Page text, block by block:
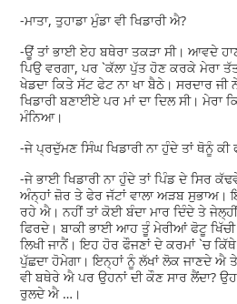
-ਮਾਤਾ, ਤੁਹਾਡਾ ਮੁੰਡਾ ਵੀ ਖਿਡਾਰੀ ਐ?
-ਊਂ ਤਾਂ ਭਾਈ ਏਹ ਬਥੇਰਾ ਤਕੜਾ ਸੀ। ਆਵਦੇ
ਪਿਉ ਵਰਗਾ, ਪਰ `ਕੱਲਾ ਪੁੱਤ ਹੋਣ ਕਰਕੇ ਮੇਰਾ
ਖੇਡਦਾ ਕਿਤੇ ਸੱਟ ਫੇਟ ਨਾ ਖਾ ਬੈਠੇ। ਸਰਦਾਰ
ਖਿਡਾਰੀ ਬਣਾਈਏ ਪਰ ਮਾਂ ਦਾ ਦਿਲ ਸੀ। ਮੇਰਾ
ਮੰਨਿਆ।
-ਜੇ ਪ੍ਰਦੁੱਮਣ ਸਿੰਘ ਖਿਡਾਰੀ ਨਾ ਹੁੰਦੇ ਤਾਂ ਥੋਨੂੰ ਕੀ
-ਜੇ ਭਾਈ ਖਿਡਾਰੀ ਨਾ ਹੁੰਦੇ ਤਾਂ ਪਿੰਡ ਦੇ ਸਿਰ
ਅੰਨ੍ਹਾਂ ਜ਼ੋਰ ਤੇ ਫੇਰ ਜੱਟਾਂ ਵਾਲਾ ਅੜਬ ਸੁਭਾਅ।
ਰਹੇ ਐ। ਨਹੀਂ ਤਾਂ ਕੋਈ ਬੰਦਾ ਮਾਰ ਦਿੰਦੇ ਤੇ
ਫਿਰਦੇ। ਬਾਕੀ ਭਾਈ ਆਹ ਤੂੰ ਮੇਰੀਆਂ ਫੋਟੂ ਖਿੱਚੀ
ਲਿਖੀ ਜਾਨੈਂ। ਇਹ ਹੋਰ ਫੌਜਣਾਂ ਦੇ ਕਰਮਾਂ `ਚ
ਪੁੱਛਦਾ ਹੋਮੇਗਾ। ਇਨ੍ਹਾਂ ਨੂੰ ਲੱਖਾਂ ਲੋਕ ਜਾਣਦੇ ਐ
ਵੀ ਬਥੇਰੇ ਐ ਪਰ ਉਹਨਾਂ ਦੀ ਕੌਣ ਸਾਰ ਲੈਂਦਾ?
ਰੁਲਦੇ ਐ …।